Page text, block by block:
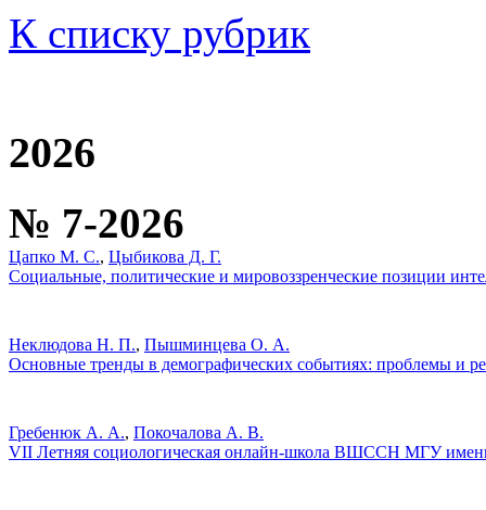
К списку рубрик
2026
№ 7-2026
Цапко М. С., Цыбикова Д. Г.
Социальные, политические и мировоззренческие позиции
Неклюдова Н. П., Пышминцева О. А.
Основные тренды в демографических событиях: проблемы и
Гребенюк А. А., Покочалова А. В.
VII Летняя социологическая онлайн-школа ВШССН МГУ